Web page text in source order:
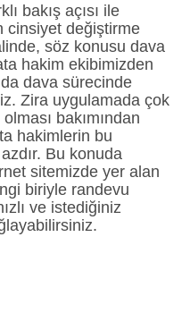
bakış açısı ile
cinsiyet değiştirme
söz konusu dava
hakim ekibimizden
dava sürecinde
Zira uygulamada çok
bakımından
hakimlerin bu
Bu konuda
sitemizde yer alan
biriyle randevu
ve istediğiniz